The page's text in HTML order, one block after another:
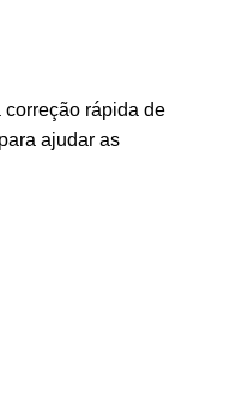
correção rápida de
ajudar as